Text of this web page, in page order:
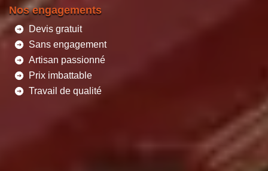
Nos engagements
Devis gratuit
Sans engagement
Artisan passionné
Prix imbattable
Travail de qualité